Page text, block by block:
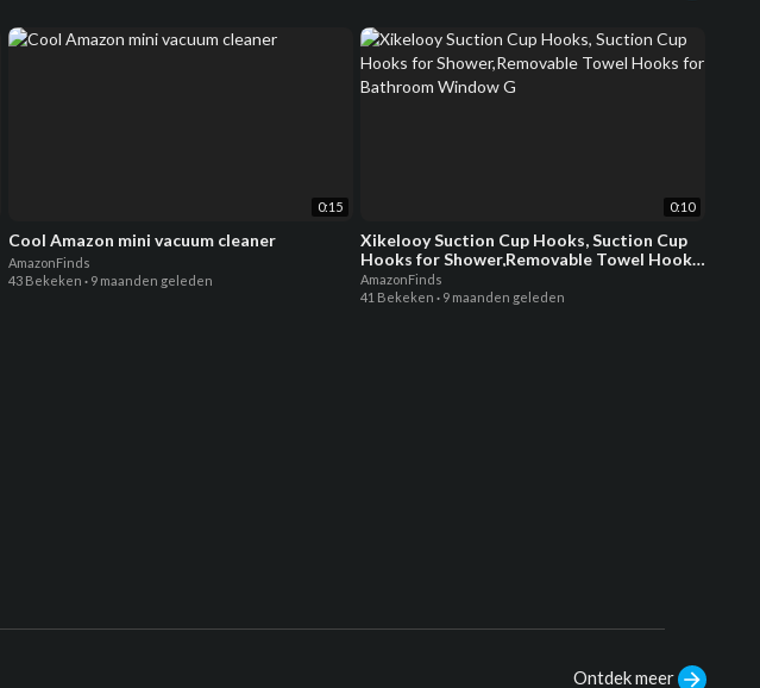
0:15
Cool Amazon mini vacuum cleaner
AmazonFinds
43 Bekeken · 9 maanden geleden
0:10
Xikelooy Suction Cup Hooks, Suction Cup
Hooks for Shower,Removable Towel Hooks
for Bathroom Window G
AmazonFinds
41 Bekeken · 9 maanden geleden
Ontdek meer